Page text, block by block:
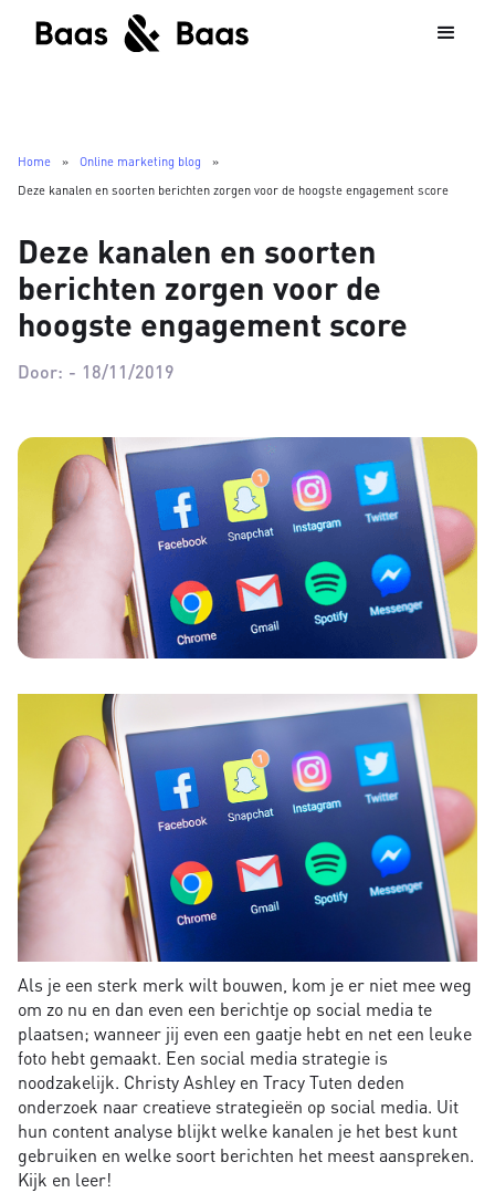
Home » Online marketing blog
»
Deze kanalen en soorten berichten zorgen voor de hoogste engagement score
Deze kanalen en soorten
berichten zorgen voor de
hoogste engagement score
Door: - 18/11/2019
Als je een sterk merk wilt bouwen, kom je er niet mee weg
om zo nu en dan even een berichtje op social media te
plaatsen; wanneer jij even een gaatje hebt en net een leuke
foto hebt gemaakt. Een social media strategie is
noodzakelijk. Christy Ashley en Tracy Tuten deden
onderzoek naar creatieve strategieën op social media. Uit
hun content analyse blijkt welke kanalen je het best kunt
gebruiken en welke soort berichten het meest aanspreken.
Kijk en leer!